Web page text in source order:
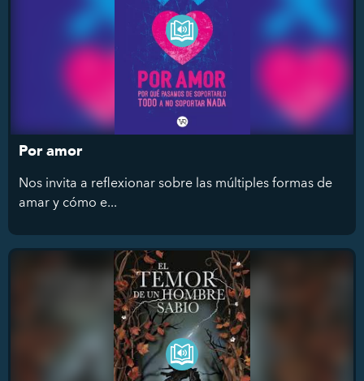
Por amor
Nos invita a reflexionar sobre las múltiples formas de
amar y cómo e...